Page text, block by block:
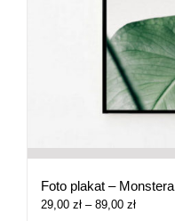
Foto plakat – Monstera
29,00 zł – 89,00 złZakres